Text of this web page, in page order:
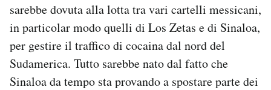
sarebbe dovuta alla lotta tra vari cartelli messicani,
in particolar modo quelli di Los Zetas e di Sinaloa,
per gestire il traffico di cocaina dal nord del
Sudamerica. Tutto sarebbe nato dal fatto che
Sinaloa da tempo sta provando a spostare parte dei